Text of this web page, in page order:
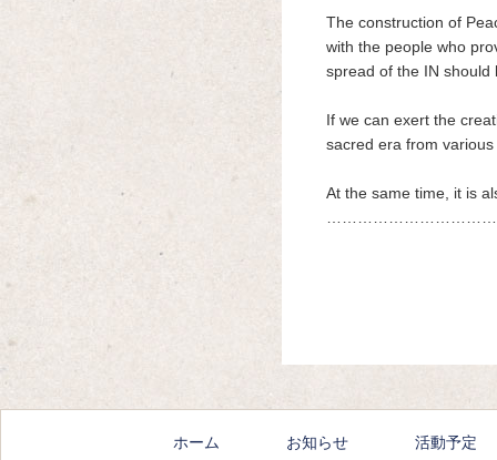
The construction of
with the people who
spread of the IN should
If we can exert the
sacred era from
At the same time, it is
ホーム お知らせ 活動予定